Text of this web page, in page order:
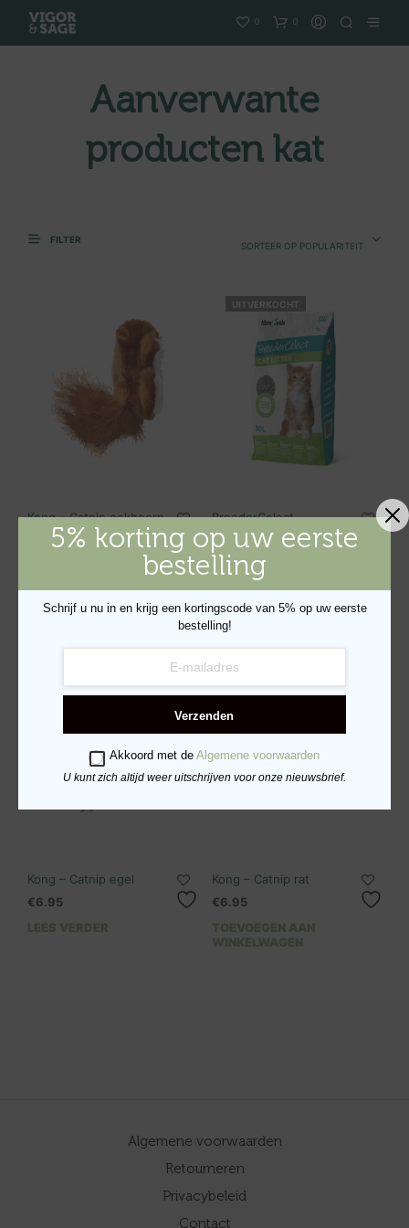
0 0
Aanverwante
producten kat
FILTER
SORTEER OP POPULARITEIT
Kong – Catnip eekhoorn
6.95
UITVERKOCHT
BreederCelect
kattenbakvulling
€8.29
OPTIES SELECTEREN
Kong – Catnip egel
€6.95
LEES VERDER
Kong – Catnip rat
€6.95
TOEVOEGEN AAN
WINKELWAGEN
Algemene voorwaarden
Retourneren
Privacybeleid
Contact
5% korting op uw eerste
bestelling
Schrijf u nu in en krijg een kortingscode van 5% op uw eerste
bestelling!
Verzenden
Akkoord met deAlgemene voorwaarden
U kunt zich altijd weer uitschrijven voor onze nieuwsbrief.